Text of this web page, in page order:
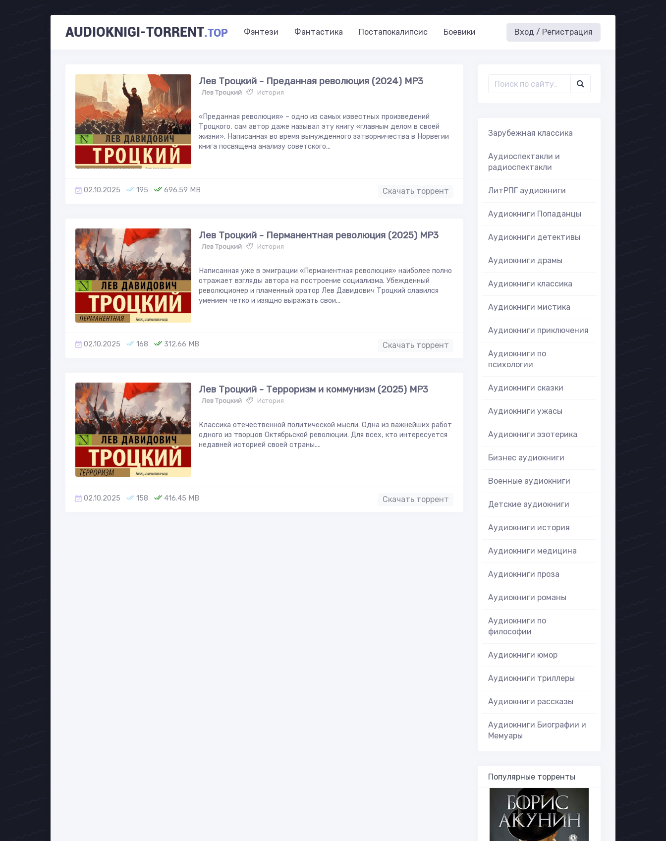
AUDIOKNIGI-TORRENT.TOP Фэнтези Фантастика Постапокалипсис Боевики Вход / Регистрация
Лев Троцкий - Преданная революция (2024) МР3
Лев Троцкий История
«Преданная революция» – одно из самых известных произведений
Троцкого, сам автор даже называл эту книгу «главным делом в своей
жизни». Написанная во время вынужденного затворничества в Норвегии
книга посвящена анализу советского...
02.10.2025 195 696.59 MB Скачать торрент
Лев Троцкий - Перманентная революция (2025) МР3
Лев Троцкий История
Написанная уже в эмиграции «Перманентная революция» наиболее полно
отражает взгляды автора на построение социализма. Убежденный
революционер и пламенный оратор Лев Давидович Троцкий славился
умением четко и изящно выражать свои...
02.10.2025 168 312.66 MB Скачать торрент
Лев Троцкий - Терроризм и коммунизм (2025) МР3
Лев Троцкий История
Классика отечественной политической мысли. Одна из важнейших работ
одного из творцов Октябрьской революции. Для всех, кто интересуется
недавней историей своей страны....
02.10.2025 158 416.45 MB Скачать торрент
Зарубежная классика
Аудиоспектакли и
радиоспектакли
ЛитРПГ аудиокниги
Аудиокниги Попаданцы
Аудиокниги детективы
Аудиокниги драмы
Аудиокниги классика
Аудиокниги мистика
Аудиокниги приключения
Аудиокниги по
психологии
Аудиокниги сказки
Аудиокниги ужасы
Аудиокниги эзотерика
Бизнес аудиокниги
Военные аудиокниги
Детские аудиокниги
Аудиокниги история
Аудиокниги медицина
Аудиокниги проза
Аудиокниги романы
Аудиокниги по
философии
Аудиокниги юмор
Аудиокниги триллеры
Аудиокниги рассказы
Аудиокниги Биографии и
Мемуары
Популярные торренты